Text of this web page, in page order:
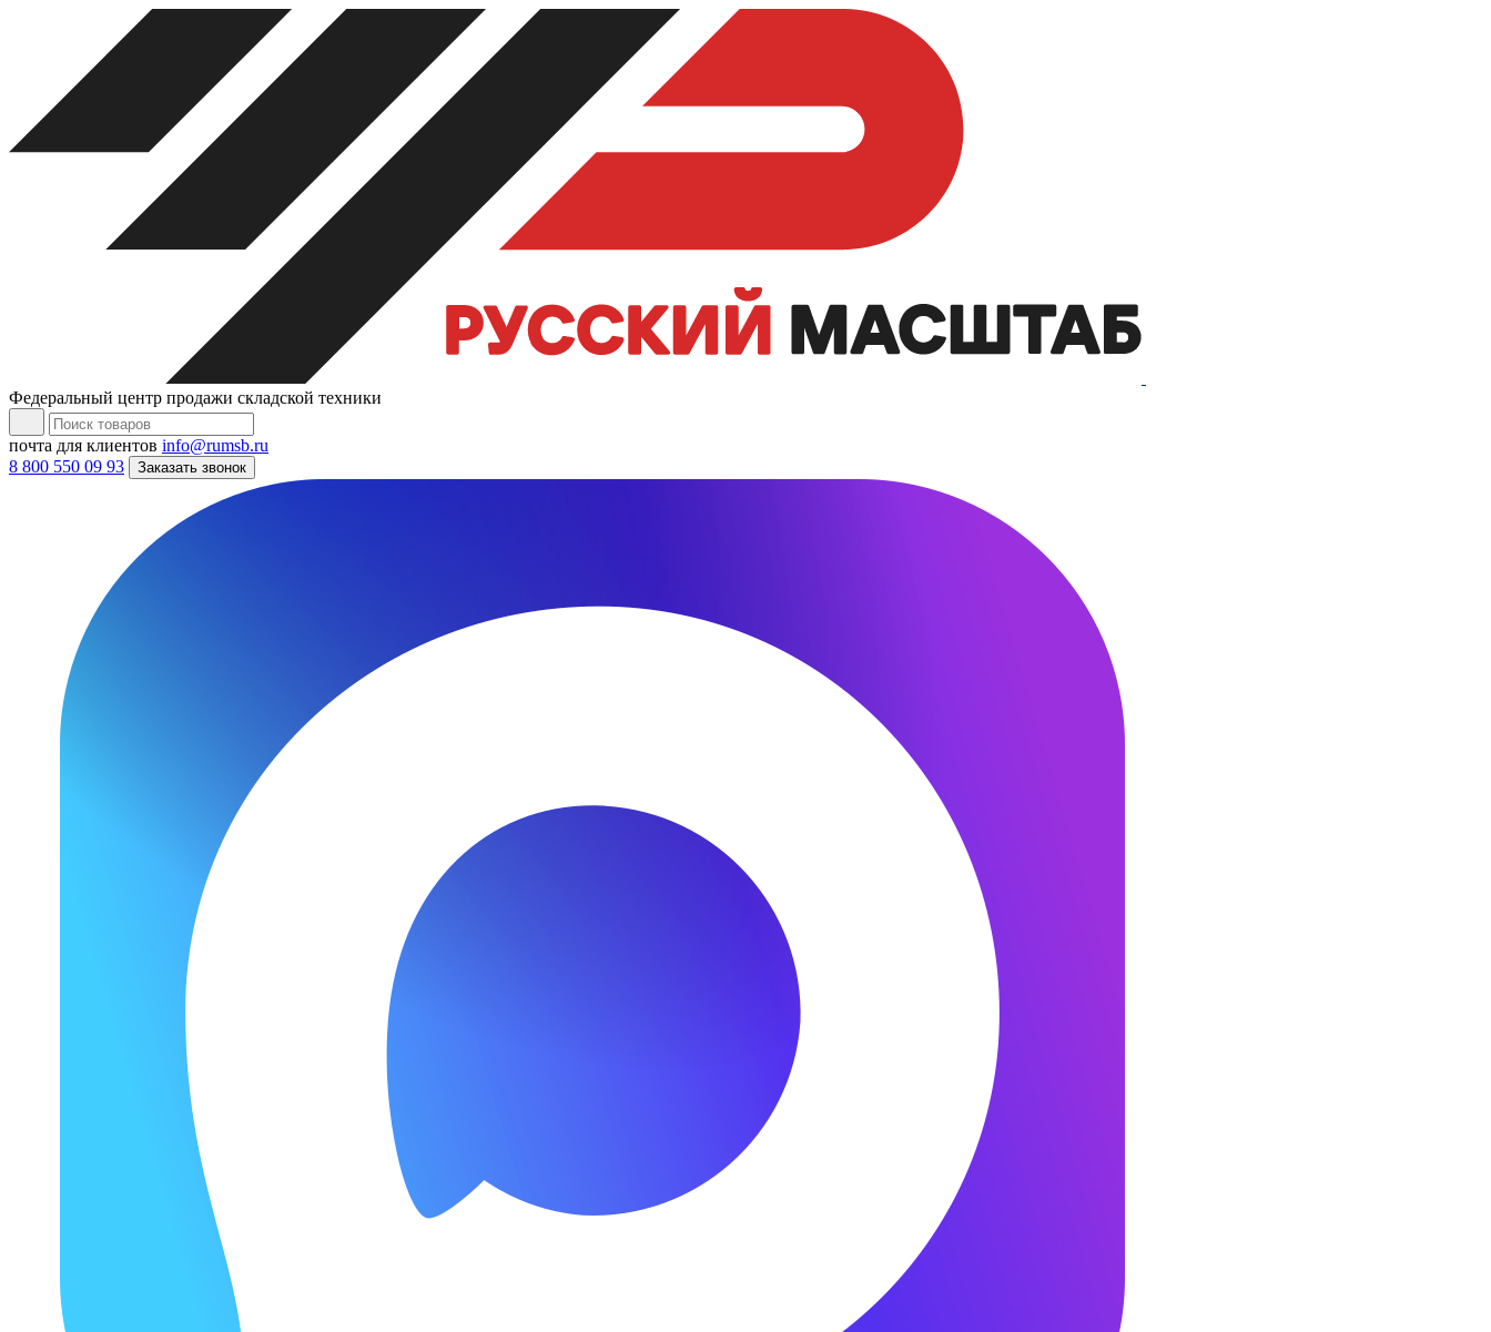
Федеральный центр продажи складской техники
почта для клиентов info@rumsb.ru
8 800 550 09 93
Заказать звонок